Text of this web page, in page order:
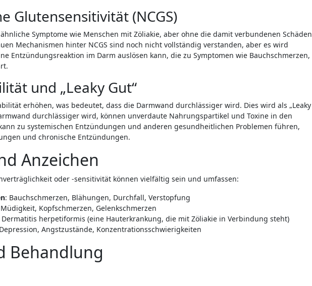
Glutensensitivität (NCGS)
Symptome wie Menschen mit Zöliakie, aber ohne die damit verbundenen Schäden
Mechanismen hinter NCGS sind noch nicht vollständig verstanden, aber es wird
Entzündungsreaktion im Darm auslösen kann, die zu Symptomen wie Bauchschmerzen,
und „Leaky Gut“
erhöhen, was bedeutet, dass die Darmwand durchlässiger wird. Dies wird als „Leaky
durchlässiger wird, können unverdaute Nahrungspartikel und Toxine in den
zu systemischen Entzündungen und anderen gesundheitlichen Problemen führen,
und chronische Entzündungen.
Anzeichen
oder -sensitivität können vielfältig sein und umfassen:
: Bauchschmerzen, Blähungen, Durchfall, Verstopfung
Kopfschmerzen, Gelenkschmerzen
Dermatitis herpetiformis (eine Hauterkrankung, die mit Zöliakie in Verbindung steht)
Angstzustände, Konzentrationsschwierigkeiten
Behandlung